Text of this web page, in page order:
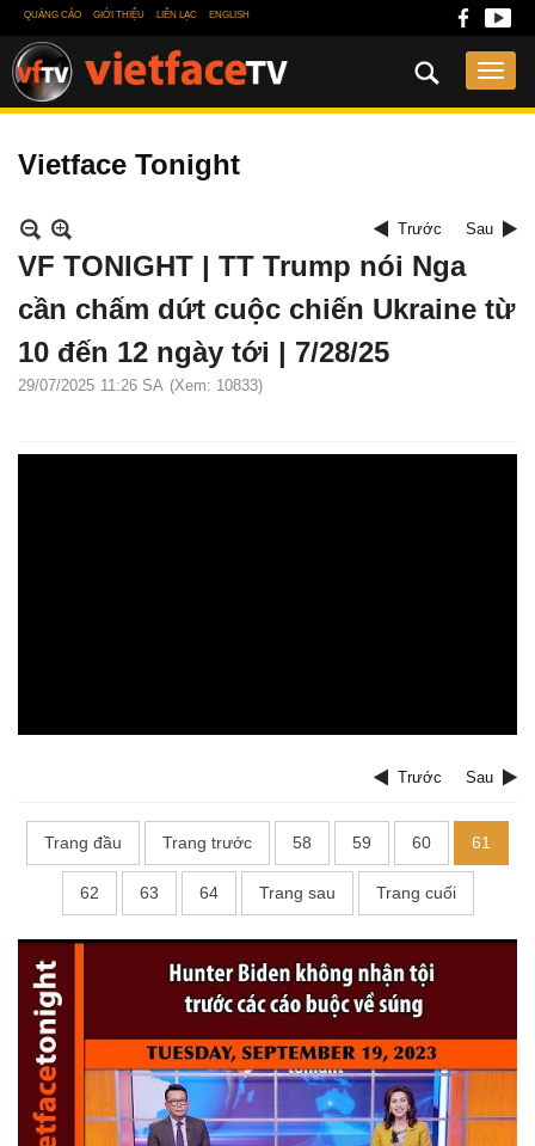
QUẢNG CÁO GIỚI THIỆU LIÊN LẠC ENGLISH
Vietface Tonight
Trước Sau
VF TONIGHT | TT Trump nói Nga
cần chấm dứt cuộc chiến Ukraine từ
10 đến 12 ngày tới | 7/28/25
29/07/2025 11:26 SA (Xem: 10833)
Trước Sau
Trang đầu Trang trước 58 59 60 61
62 63 64 Trang sau Trang cuối